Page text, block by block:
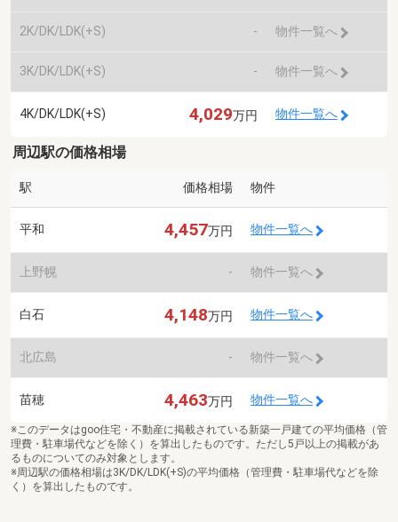
2K/DK/LDK(+S) - 物件一覧へ
3K/DK/LDK(+S) - 物件一覧へ
4K/DK/LDK(+S) 4,029万円 物件一覧へ
周辺駅の価格相場
駅 価格相場 物件
平和 4,457万円 物件一覧へ
上野幌 - 物件一覧へ
白石 4,148万円 物件一覧へ
北広島 - 物件一覧へ
苗穂 4,463万円 物件一覧へ
※このデータはgoo住宅・不動産に掲載されている新築一戸建ての平均価格（管
理費・駐車場代などを除く）を算出したものです。ただし5戸以上の掲載があ
るものについてのみ対象とします。
※周辺駅の価格相場は3K/DK/LDK(+S)の平均価格（管理費・駐車場代などを除
く）を算出したものです。